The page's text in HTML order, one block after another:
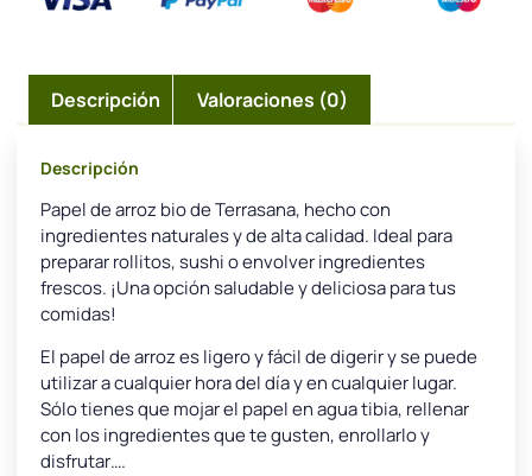
Descripción Valoraciones (0)
Descripción
Papel de arroz bio de Terrasana, hecho con
ingredientes naturales y de alta calidad. Ideal para
preparar rollitos, sushi o envolver ingredientes
frescos. ¡Una opción saludable y deliciosa para tus
comidas!
El papel de arroz es ligero y fácil de digerir y se puede
utilizar a cualquier hora del día y en cualquier lugar.
Sólo tienes que mojar el papel en agua tibia, rellenar
con los ingredientes que te gusten, enrollarlo y
disfrutar….